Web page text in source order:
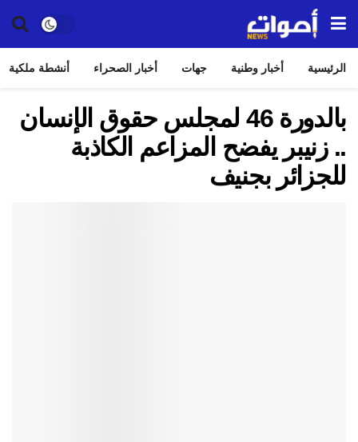
الرئيسية أخبار وطنية جهات أخبار الصحراء أنشطة ملكية
بالدورة 46 لمجلس حقوق الإنسان
.. زنيبر يفضح المزاعم الكاذبة
للجزائر بجنيف